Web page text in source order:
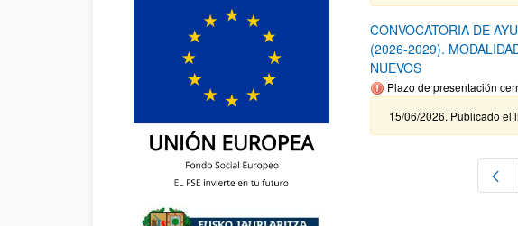
CONVOCATORIA DE
(2026-2029).
NUEVOS
Plazo de presentación
15/06/2026. Publicado el